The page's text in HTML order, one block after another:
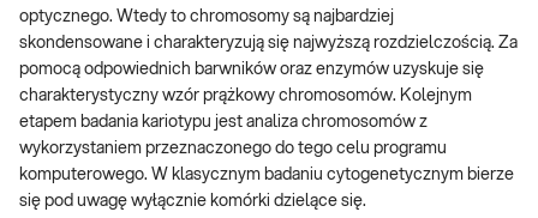
optycznego. Wtedy to chromosomy są najbardziej
skondensowane i charakteryzują się najwyższą rozdzielczością. Za
pomocą odpowiednich barwników oraz enzymów uzyskuje się
charakterystyczny wzór prążkowy chromosomów. Kolejnym
etapem badania kariotypu jest analiza chromosomów z
wykorzystaniem przeznaczonego do tego celu programu
komputerowego. W klasycznym badaniu cytogenetycznym bierze
się pod uwagę wyłącznie komórki dzielące się.